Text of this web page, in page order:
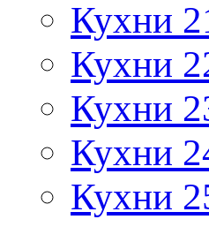
Кухни
Кухни
Кухни
Кухни
Кухни